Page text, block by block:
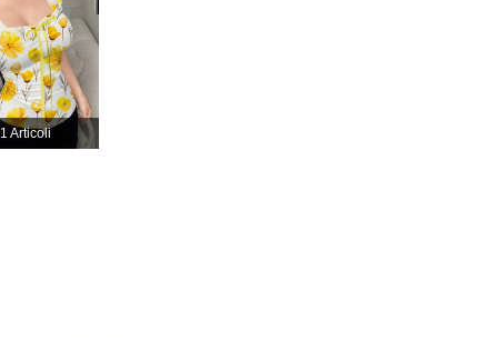
4.76
4.76
1 Articoli